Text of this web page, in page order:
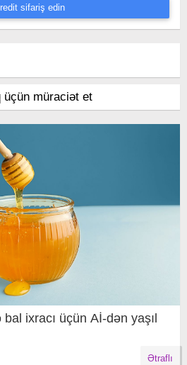
sifariş edin
müraciət et
ixracı üçün Aİ-dən yaşıl
Ətraflı